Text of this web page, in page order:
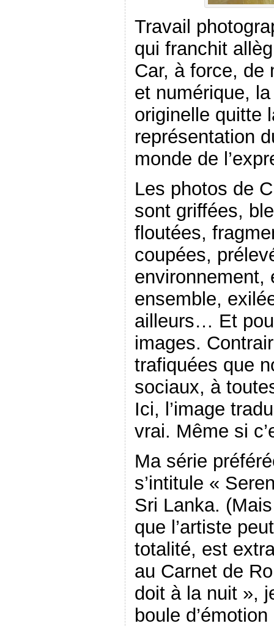
Travail
qui franchit
Car, à force, de
et numérique,
originelle quitte
représentation
monde de
Les photos de
sont griffées,
floutées,
coupées,
environnement,
ensemble,
ailleurs… Et
images.
trafiquées que
sociaux, à
Ici, l’image
vrai. Même si
Ma série
s’intitule «
Sri Lanka.
que l’artiste
totalité, est
au Carnet de
doit à la nuit »,
boule